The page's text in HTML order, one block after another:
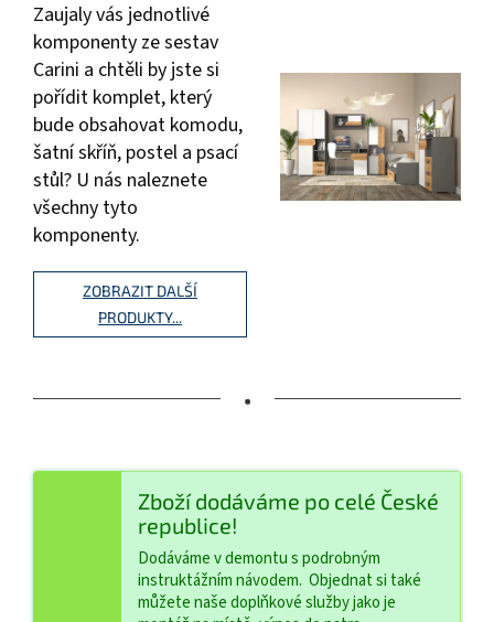
Zaujaly vás jednotlivé
komponenty ze sestav
Carini a chtěli by jste si
pořídit komplet, který
bude obsahovat komodu,
šatní skříň, postel a psací
stůl? U nás naleznete
všechny tyto
komponenty.
ZOBRAZIT DALŠÍ
PRODUKTY...
•
Zboží dodáváme po celé České
republice!
Dodáváme v demontu s podrobným
instruktážním návodem. Objednat si také
můžete naše doplňkové služby jako je